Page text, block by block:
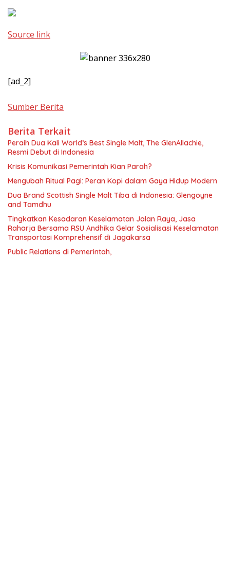
Source link
[ad_2]
Sumber Berita
Berita Terkait
Peraih Dua Kali World’s Best Single Malt, The GlenAllachie,
Resmi Debut di Indonesia
Krisis Komunikasi Pemerintah Kian Parah?
Mengubah Ritual Pagi: Peran Kopi dalam Gaya Hidup Modern
Dua Brand Scottish Single Malt Tiba di Indonesia: Glengoyne
and Tamdhu
Tingkatkan Kesadaran Keselamatan Jalan Raya, Jasa
Raharja Bersama RSU Andhika Gelar Sosialisasi Keselamatan
Transportasi Komprehensif di Jagakarsa
Public Relations di Pemerintah,